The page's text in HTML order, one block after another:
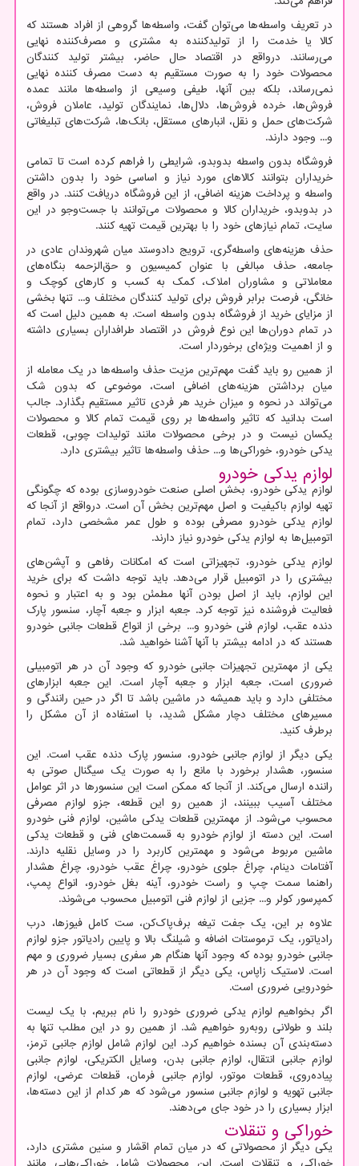
در تعریف واسطه‌ها می‌توان گفت، واسطه‌ها گروهی از افراد هستند که
کالا یا خدمت را از تولیدکننده به مشتری و مصرف‌کننده نهایی
می‌رسانند. درواقع در اقتصاد حال حاضر، بیشتر تولید کنندگان
محصولات خود را به صورت مستقیم به دست مصرف کننده نهایی
نمی‌رساند، بلکه بین آنها، طیفی وسیعی از واسطه‌ها مانند عمده
فروش‌ها، خرده فروش‌ها، دلال‌ها، نمایندگان تولید، عاملان فروش،
شرکت‌های حمل و نقل، انبارهای مستقل، بانک‌ها، شرکت‌های تبلیغاتی
و... وجود دارند.
فروشگاه بدون واسطه بدوبدو، شرایطی را فراهم کرده است تا تمامی
خریداران بتوانند کالاهای مورد نیاز و اساسی خود را بدون داشتن
واسطه و پرداخت هزینه اضافی، از این فروشگاه دریافت کنند. در واقع
در بدوبدو، خریداران کالا و محصولات می‌توانند با جست‌وجو در این
سایت، تمام نیازهای خود را با بهترین قیمت تهیه کنند.
حذف هزینه‌های واسطه‌‌گری، ترویج دادوستد میان شهروندان عادی در
جامعه، حذف مبالغی با عنوان کمیسیون و حق‌الزحمه بنگاه‌های
معاملاتی و مشاوران املاک، کمک به کسب و کارهای کوچک و
خانگی، فرصت برابر فروش برای تولید کنندگان مختلف و... تنها بخشی
از مزایای خرید از فروشگاه بدون واسطه است. به همین دلیل است که
در تمام دوران‌ها این نوع فروش در اقتصاد طرافداران بسیاری داشته
و از اهمیت ویژه‌ای برخوردار است.
از همین رو باید گفت مهم‌ترین مزیت حذف واسطه‌ها در یک معامله از
میان برداشتن هزینه‌های اضافی است، موضوعی که بدون شک
می‌تواند در نحوه و میزان خرید هر فردی تاثیر مستقیم بگذارد. جالب
است بدانید که تاثیر واسطه‌ها بر روی قیمت تمام کالا و محصولات
یکسان نیست و در برخی محصولات مانند تولیدات چوبی، قطعات
یدکی خودرو، خوراکی‌ها و... حذف واسطه‌ها تاثیر بیشتری دارد.
لوازم یدکی خودرو
لوازم یدکی خودرو، بخش اصلی صنعت خودروسازی بوده که چگونگی
تهیه لوازم باکیفیت و اصل مهم‌ترین بخش آن است. درواقع از آنجا که
لوازم یدکی خودرو مصرفی بوده و طول عمر مشخصی دارد، تمام
اتومبیل‌ها به لوازم یدکی خودرو نیاز دارند.
لوازم یدکی خودرو، تجهیزاتی است که امکانات رفاهی و آپشن‌های
بیشتری را در اتومبیل قرار می‌دهد. باید توجه داشت که برای خرید
این لوازم، باید از اصل بودن آنها مطمئن بود و به اعتبار و نحوه
فعالیت فروشنده نیز توجه کرد. جعبه ابزار و جعبه آچار، سنسور پارک
دنده عقب، لوازم فنی خودرو و... برخی از انواع قطعات جانبی خودرو
هستند که در ادامه بیشتر با آنها آشنا خواهید شد.
یکی از مهمترین تجهیزات جانبی خودرو که وجود آن در هر اتومبیلی
ضروری است، جعبه ابزار و جعبه آچار است. این جعبه ابزارهای
مختلفی دارد و باید همیشه در ماشین باشد تا اگر در حین رانندگی و
مسیرهای مختلف دچار مشکل شدید، با استفاده از آن مشکل را
برطرف کنید.
یکی دیگر از لوازم جانبی خودرو، سنسور پارک دنده عقب است. این
سنسور، هشدار برخورد با مانع را به صورت یک سیگنال صوتی به
راننده ارسال می‌کند. از آنجا که ممکن است این سنسورها در اثر عوامل
مختلف آسیب ببینند، از همین رو این قطعه، جزو لوازم مصرفی
محسوب می‌شود. از مهمترین قطعات یدکی ماشین، لوازم فنی خودرو
است. این دسته از لوازم خودرو به قسمت‌های فنی و قطعات یدکی
ماشین مربوط می‌شود و مهمترین کاربرد را در وسایل نقلیه دارند.
آفتامات دینام، چراغ جلوی خودرو، چراغ عقب خودرو، چراغ هشدار
راهنما سمت چپ و راست خودرو، آینه بغل خودرو، انواع پمپ،
کمپرسور کولر و... جزیی از لوازم فنی اتومبیل محسوب می‌شوند.
علاوه بر این، یک جفت تیغه برف‌پاک‌کن، ست کامل فیوز‌ها، درب
رادیاتور، یک ترموستات اضافه و شیلنگ بالا و پایین رادیاتور جزو لوازم
جانبی خودرو بوده که وجود آنها هنگام هر سفری بسیار ضروری و مهم
است. لاستیک زاپاس، یکی دیگر از قطعاتی است که وجود آن در هر
خودرویی ضروری است.
اگر بخواهیم لوازم یدکی ضروری خودرو را نام ببریم، با یک لیست
بلند و طولانی روبه‌رو خواهیم شد. از همین رو در این مطلب تنها به
دسته‌بندی آن بسنده خواهیم کرد. این لوازم شامل لوازم جانبی ترمز،
لوازم جانبی انتقال، لوازم جانبی بدن، وسایل الکتریکی، لوازم جانبی
پیاده‌روی، قطعات موتور، لوازم جانبی فرمان، قطعات عرضی، لوازم
جانبی تهویه و لوازم جانبی سنسور می‌شود که هر کدام از این دسته‌ها،
ابزار بسیاری را در خود جای می‌دهند.
خوراکی و تنقلات
یکی دیگر از محصولاتی که در میان تمام اقشار و سنین مشتری دارد،